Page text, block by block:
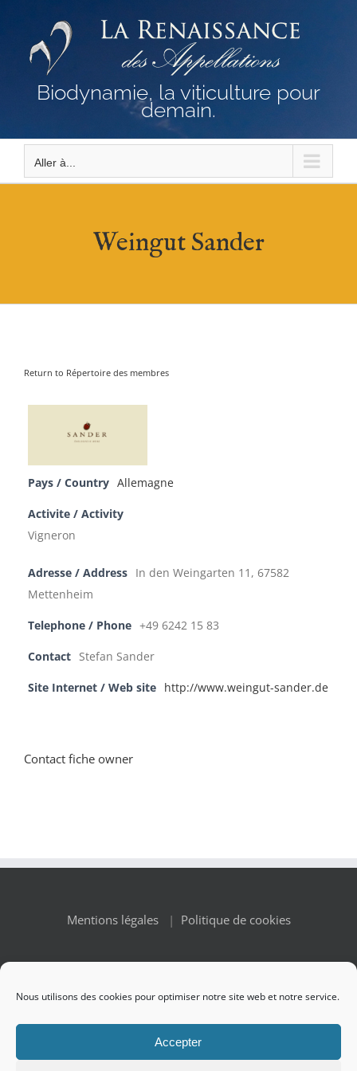
Nous utilisons des cookies pour optimiser notre site web et notre service.
Accepter
contenu
Biodynamie, la viticulture pour
demain.
Aller à...
Weingut Sander
Return to Répertoire des membres
Pays / Country Allemagne
Activite / Activity
Vigneron
Adresse / Address
In den Weingarten 11, 67582
Mettenheim
Telephone / Phone +49 6242 15 83
Contact Stefan Sander
Site Internet / Web site http://www.weingut-sander.de
Contact fiche owner
Mentions légales| Politique de cookies
2026 Renaissance des Appellations | All
Rights Reserved